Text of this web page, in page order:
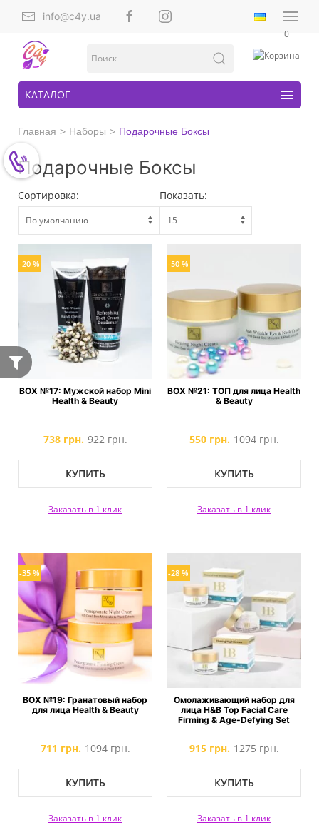
info@c4y.ua
0
КАТАЛОГ
Главная Наборы Подарочные Боксы
Подарочные Боксы
Сортировка: Показать:
-20 %
BOX №17: Мужской набор Mini
Health & Beauty
738 грн. 922 грн.
КУПИТЬ
Заказать в 1 клик
-50 %
BOX №21: ТОП для лица Health
& Beauty
550 грн. 1094 грн.
КУПИТЬ
Заказать в 1 клик
-35 %
BOX №19: Гранатовый набор
для лица Health & Beauty
711 грн. 1094 грн.
КУПИТЬ
Заказать в 1 клик
-28 %
Омолаживающий набор для
лица H&B Top Facial Care
Firming & Age-Defying Set
915 грн. 1275 грн.
КУПИТЬ
Заказать в 1 клик